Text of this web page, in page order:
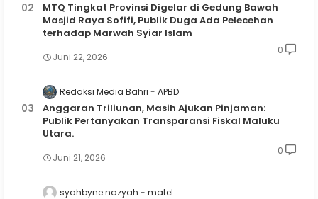
MTQ Tingkat Provinsi Digelar di Gedung Bawah
Masjid Raya Sofifi, Publik Duga Ada Pelecehan
terhadap Marwah Syiar Islam
Juni 22, 2026
0
Redaksi Media Bahri APBD
Anggaran Triliunan, Masih Ajukan Pinjaman:
Publik Pertanyakan Transparansi Fiskal Maluku
Utara.
Juni 21, 2026
0
syahbyne nazyah matel